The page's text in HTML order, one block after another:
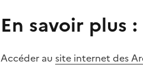
En savoir plus :
Accéder au site internet des